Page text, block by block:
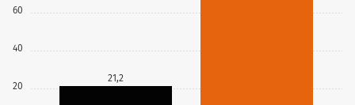
20
40
60
21,2